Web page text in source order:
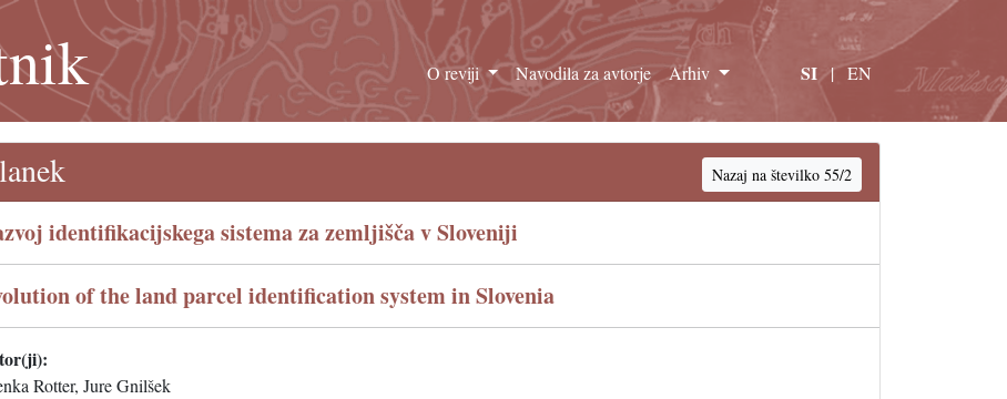
O reviji Navodila za avtorje Arhiv SI | EN
Nazaj na številko 55/2
identifikacijskega sistema za zemljišča v Sloveniji
of the land parcel identification system in Slovenia
Rotter, Jure Gnilšek